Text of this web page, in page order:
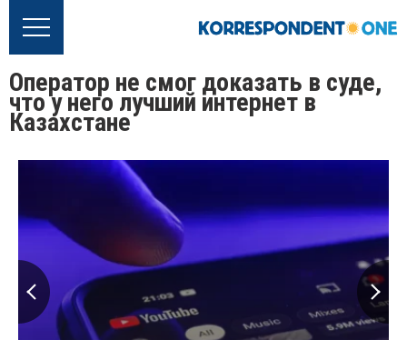
Оператор не смог доказать в суде,
что у него лучший интернет в
Казахстане